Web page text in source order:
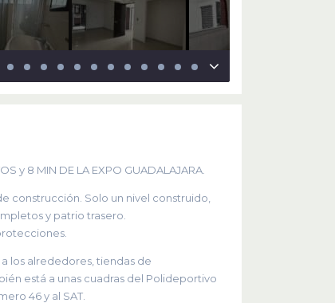
y 8 MIN DE LA EXPO GUADALAJARA.
construcción. Solo un nivel construido,
y patrio trasero.
los alrededores, tiendas de
está a unas cuadras del Polideportivo
46 y al SAT.